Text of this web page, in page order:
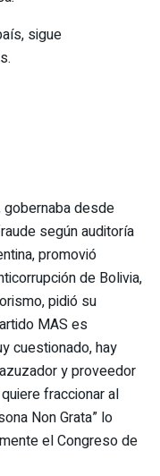
sigue
desde
según auditoría
promovió
de Bolivia,
pidió su
MAS es
cuestionado, hay
y proveedor
fraccionar al
Non Grata” lo
el Congreso de